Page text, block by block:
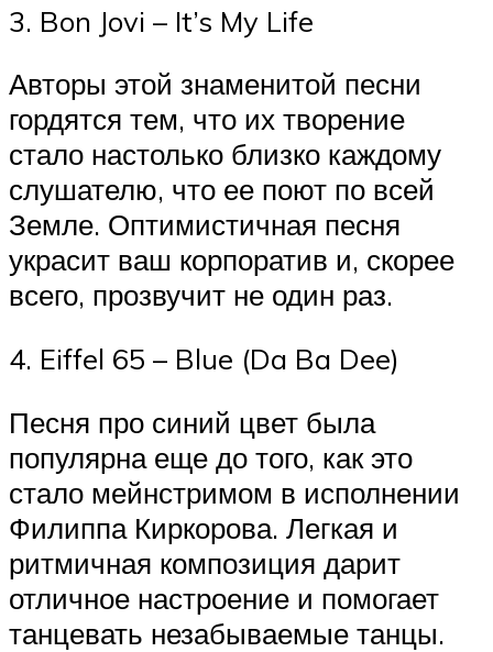
3. Bon Jovi – It’s My Life
Авторы этой знаменитой песни
гордятся тем, что их творение
стало настолько близко каждому
слушателю, что ее поют по всей
Земле. Оптимистичная песня
украсит ваш корпоратив и, скорее
всего, прозвучит не один раз.
4. Eiffel 65 – Blue (Da Ba Dee)
Песня про синий цвет была
популярна еще до того, как это
стало мейнстримом в исполнении
Филиппа Киркорова. Легкая и
ритмичная композиция дарит
отличное настроение и помогает
танцевать незабываемые танцы.